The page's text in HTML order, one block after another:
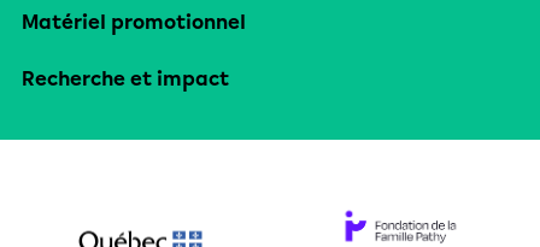
Matériel promotionnel
Recherche et impact